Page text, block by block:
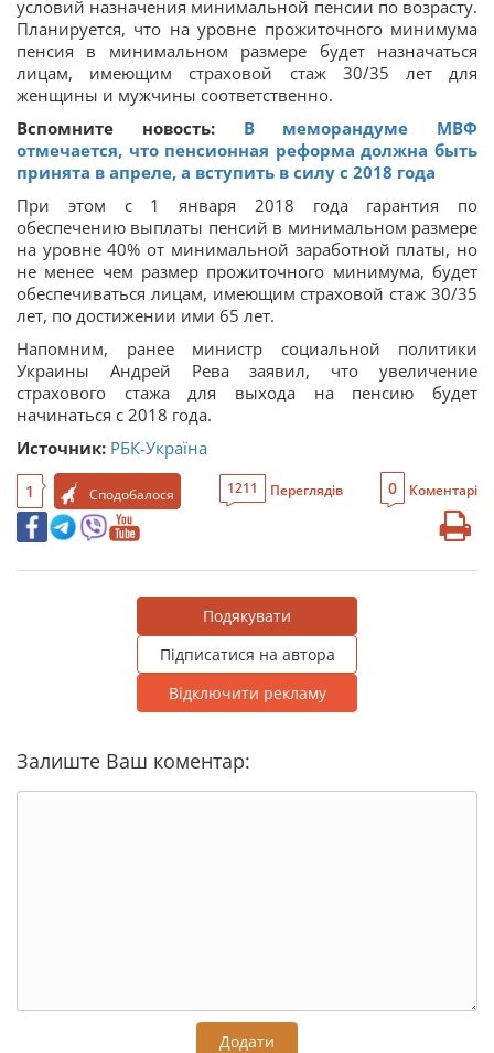
условий назначения минимальной пенсии по возрасту.
Планируется, что на уровне прожиточного минимума
пенсия в минимальном размере будет назначаться
лицам, имеющим страховой стаж 30/35 лет для
женщины и мужчины соответственно.
Вспомните новость: В меморандуме МВФ
отмечается, что пенсионная реформа должна быть
принята в апреле, а вступить в силу с 2018 года
При этом с 1 января 2018 года гарантия по
обеспечению выплаты пенсий в минимальном размере
на уровне 40% от минимальной заработной платы, но
не менее чем размер прожиточного минимума, будет
обеспечиваться лицам, имеющим страховой стаж 30/35
лет, по достижении ими 65 лет.
Напомним, ранее министр социальной политики
Украины Андрей Рева заявил, что увеличение
страхового стажа для выхода на пенсию будет
начинаться с 2018 года.
Источник: РБК-Україна
1 Сподобалося 1211 Переглядів 0 Коментарі
Подякувати
Підписатися на автора
Відключити рекламу
Залиште Ваш коментар:
Додати